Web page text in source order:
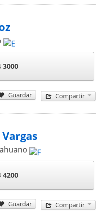
3000
Guardar Compartir
4200
Guardar Compartir